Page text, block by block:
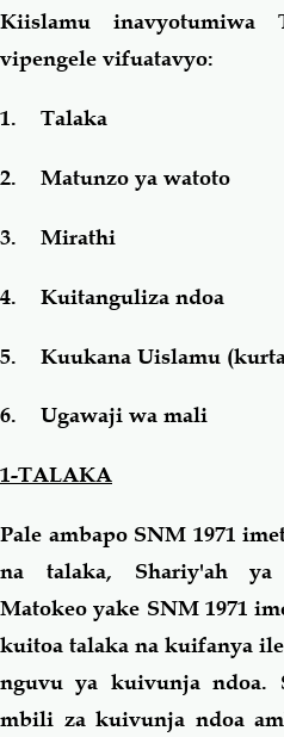
Kiislamu inavyotumiwa
vipengele vifuatavyo:
1. Talaka
2. Matunzo ya watoto
3. Mirathi
4. Kuitanguliza ndoa
5. Kuukana Uislamu
6. Ugawaji wa mali
1-TALAKA
Pale ambapo SNM 1971
na talaka, Shariy'ah ya
Matokeo yake SNM 1971
kuitoa talaka na kuifanya
nguvu ya kuivunja ndoa.
mbili za kuivunja ndoa